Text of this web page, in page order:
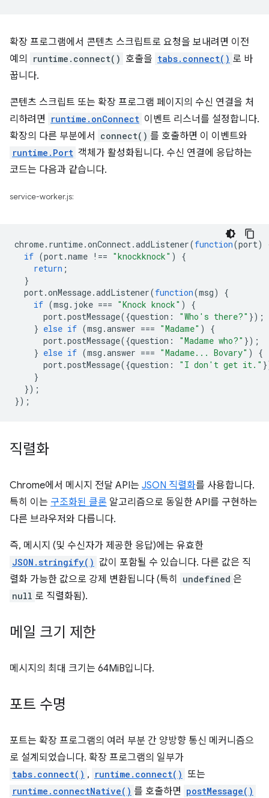
확장 프로그램에서 콘텐츠 스크립트로 요청을 보내려면 이전
예의
runtime.connect() 호출을 tabs.connect() 로 바
꿉니다.
콘텐츠 스크립트 또는 확장 프로그램 페이지의 수신 연결을 처
리하려면
runtime.onConnect 이벤트 리스너를 설정합니다.
확장의 다른 부분에서
connect() 를 호출하면 이 이벤트와
runtime.Port 객체가 활성화됩니다. 수신 연결에 응답하는
코드는 다음과 같습니다.
service-worker.js:
chrome. runtime.onConnect.addListener(function(port)
if (port.name !== "knockknock" )
{
return ;
}
port.onMessage.addListener(function(msg)
{
if (msg . joke === "Knock knock" )
{
port.postMessage({question : "Who's there?" });
} else if (msg .answer === "Madame" )
{
port.postMessage({question : "Madame who?" });
} else if (msg .answer === "Madame... Bovary" )
{
port.postMessage({question : "I don't get it."
}
});
});
직렬화
Chrome에서 메시지 전달 API는 JSON 직렬화를 사용합니다.
특히 이는 구조화된 클론 알고리즘으로 동일한 API를 구현하는
다른 브라우저와 다릅니다.
즉, 메시지 (및 수신자가 제공한 응답)에는 유효한
JSON.stringify() 값이 포함될 수 있습니다. 다른 값은 직
렬화 가능한 값으로 강제 변환됩니다 (특히
undefined 은
null 로 직렬화됨).
메일 크기 제한
메시지의 최대 크기는 64MiB입니다.
포트 수명
포트는 확장 프로그램의 여러 부분 간 양방향 통신 메커니즘으
로 설계되었습니다. 확장 프로그램의 일부가
tabs.connect() , runtime.connect() 또는
runtime.connectNative() 를 호출하면 postMessage()